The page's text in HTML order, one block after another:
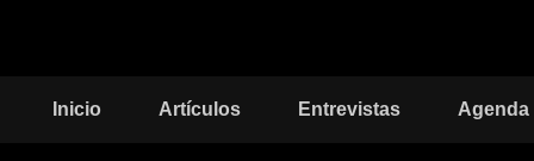
Inicio Artículos Entrevistas Agenda